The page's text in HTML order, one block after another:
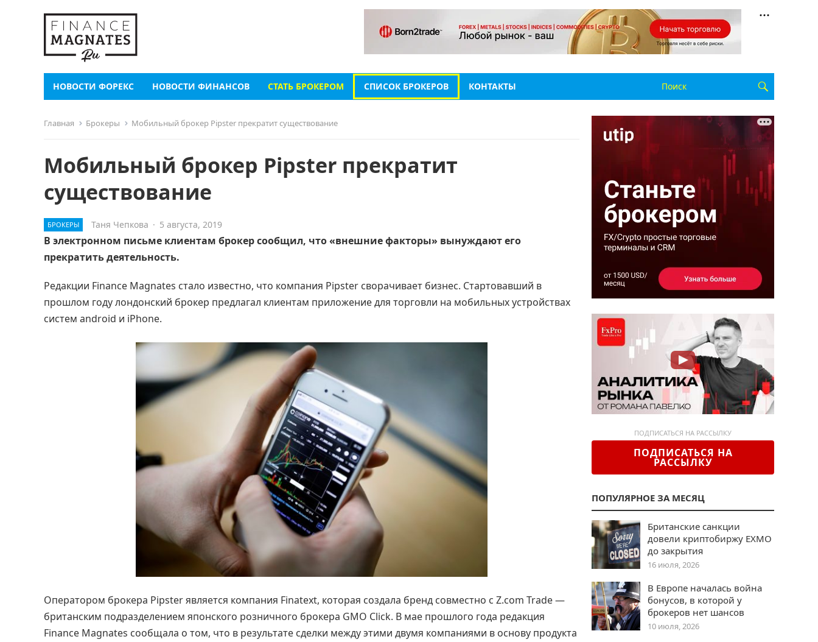
НОВОСТИ ФОРЕКС НОВОСТИ ФИНАНСОВ СТАТЬ БРОКЕРОМ СПИСОК БРОКЕРОВ КОНТАКТЫ
Главная Брокеры Мобильный брокер Pipster прекратит существование
Мобильный брокер Pipster прекратит
существование
БРОКЕРЫ Таня Чепкова · 5 августа, 2019
В электронном письме клиентам брокер сообщил, что «внешние факторы» вынуждают его
прекратить деятельность.
Редакции Finance Magnates стало известно, что компания Pipster сворачивает бизнес. Стартовавший в
прошлом году лондонский брокер предлагал клиентам приложение для торговли на мобильных устройствах
систем android и iPhone.
Оператором брокера Pipster является компания Finatext, которая создала бренд совместно с Z.com Trade —
британским подразделением японского розничного брокера GMO Click. В мае прошлого года редакция
Finance Magnates сообщала о том, что в результате сделки между этими двумя компаниями в основу продукта
ПОДПИСАТЬСЯ НА РАССЫЛКУ
ПОДПИСАТЬСЯ НА
РАССЫЛКУ
ПОПУЛЯРНОЕ ЗА МЕСЯЦ
Британские санкции
довели криптобиржу EXMO
до закрытия
16 июля, 2026
В Европе началась война
бонусов, в которой у
брокеров нет шансов
10 июля, 2026